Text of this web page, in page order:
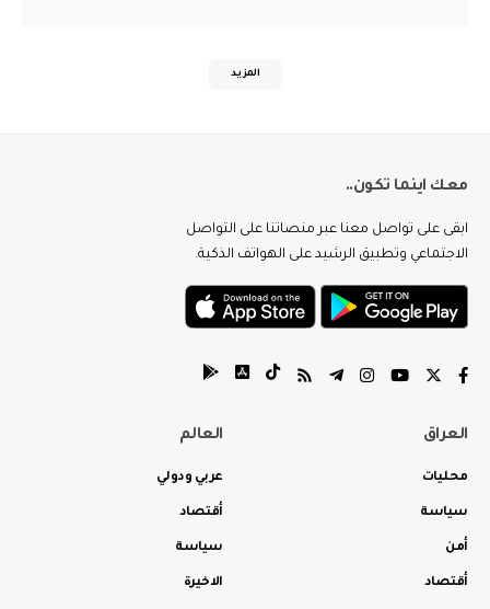
المزيد
معك اينما تكون..
ابقى على تواصل معنا عبر منصاتنا على التواصل
الاجتماعي وتطبيق الرشيد على الهواتف الذكية.
العراق
محليات
سياسة
أمن
أقتصاد
العالم
عربي ودولي
أقتصاد
سياسة
الاخيرة